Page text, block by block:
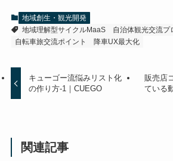
地域創生・観光開発
地域理解型サイクルMaaS
自治体観光交流プ
自転車旅交流ポイント
降車UX最大化
キューゴー流悩みリスト化
の作り方-1｜CUEGO
販売店
ている
関連記事